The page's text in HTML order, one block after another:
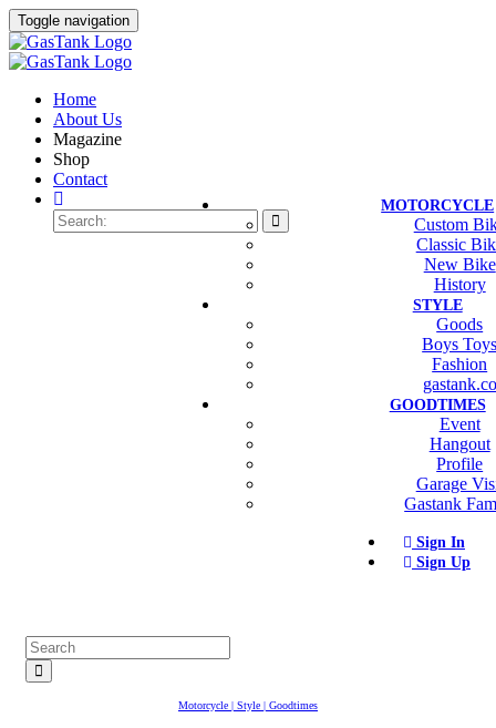
Toggle navigation
Home
About Us
Magazine
Shop
Contact
MOTORCYCLE
Custom
Classic
New Bike
History
STYLE
Goods
Boys
Fashion
gastank.co
GOODTIMES
Event
Hangout
Profile
Garage
Gastank
Sign In
Sign Up
Motorcycle | Style | Goodtimes